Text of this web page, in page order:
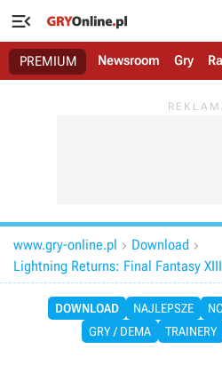

PREMIUM Newsroom Gry
www.gry-online.pl  Download 
Lightning Returns: Final Fantasy XIII
DOWNLOAD NAJLEPSZE
GRY / DEMA
TRAINERY